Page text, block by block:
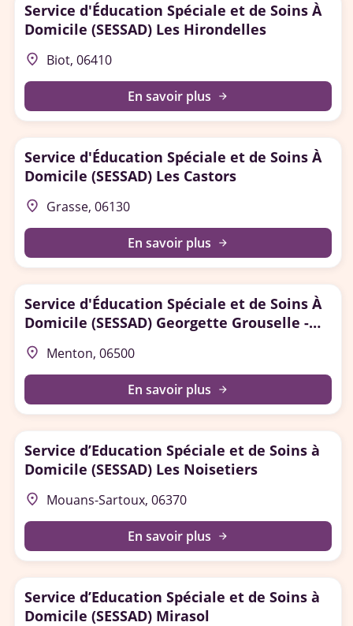
Service d'Éducation Spéciale et de Soins À
Domicile (SESSAD) Les Hirondelles
place Biot, 06410
En savoir plus arrow_forward
Service d'Éducation Spéciale et de Soins À
Domicile (SESSAD) Les Castors
place Grasse, 06130
En savoir plus arrow_forward
Service d'Éducation Spéciale et de Soins À
Domicile (SESSAD) Georgette Grouselle -
Menton
place Menton, 06500
En savoir plus arrow_forward
Service d’Education Spéciale et de Soins à
Domicile (SESSAD) Les Noisetiers
place Mouans-Sartoux, 06370
En savoir plus arrow_forward
Service d’Education Spéciale et de Soins à
Domicile (SESSAD) Mirasol